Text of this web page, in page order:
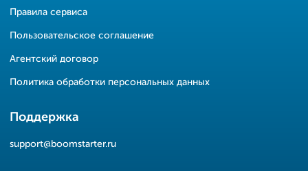
Правила сервиса
Пользовательское соглашение
Агентский договор
Политика обработки персональных данных
Поддержка
support@boomstarter.ru